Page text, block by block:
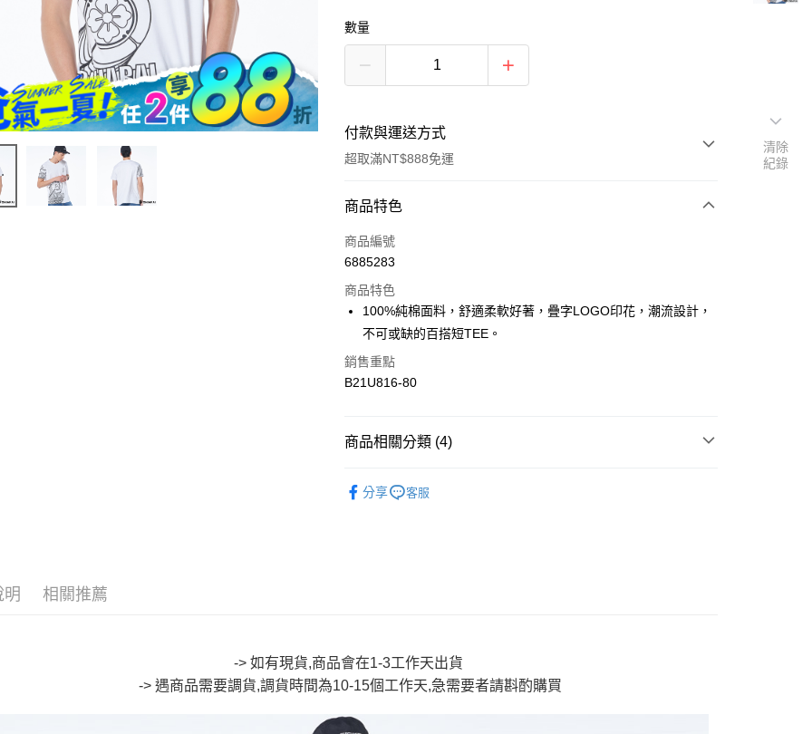
數量
付款與運送方式
超取滿NT$888免運
付款方式
信用卡一次付款
LINE Pay
Apple Pay
街口支付
Google Pay
消。如遇「轉專審核」未通過狀況，表示未達大哥付你分期系統評分，恕
無法說明評估內容。
【繳款方式說明】
醒簡訊。
２．便利：只要手機號碼，簡訊認證，即可結帳。
３．安心：先確認商品／服務後，再付款。
１．於結帳方式選擇「AFTEE先享後付」後，將跳轉至「AFTEE先享後
運送方式
每筆NT$80，滿NT$888(含以上)免運費
商品特色
商品編號
6885283
商品特色
100%純棉面料，舒適柔軟好著，疊字LOGO印花，潮流設計，
不可或缺的百搭短TEE。
銷售重點
B21U816-80
商品相關分類 (4)
分享 客服
明 相關推薦
-> 如有現貨,商品會在1-3工作天出貨
-> 遇商品需要調貨,調貨時間為10-15個工作天,急需要者請斟酌購買
清除
紀錄